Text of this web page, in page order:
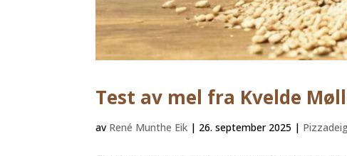
Test av mel fra Kvelde
av René Munthe Eik | 26. september 2025 |